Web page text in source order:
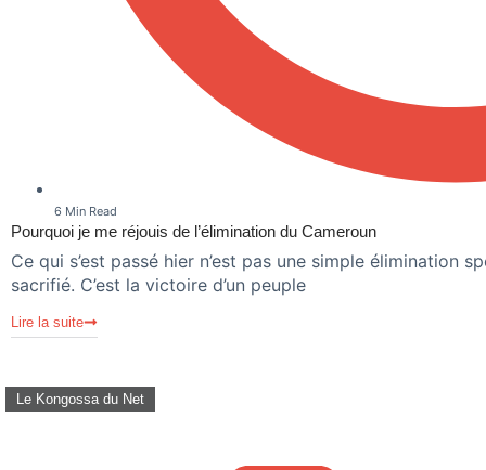
6 Min Read
Pourquoi je me réjouis de l’élimination du Cameroun
Ce qui s’est passé hier n’est pas une simple élimination
sacrifié. C’est la victoire d’un peuple
Lire la suite
Le Kongossa du Net